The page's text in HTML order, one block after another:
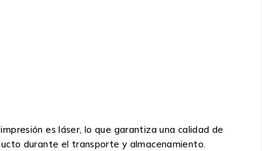
es láser, lo que garantiza una calidad de
durante el transporte y almacenamiento.